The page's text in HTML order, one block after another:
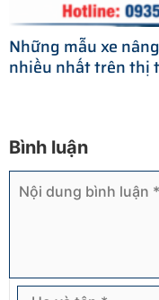
Những mẫu xe
nhiều nhất trên thị
Bình luận